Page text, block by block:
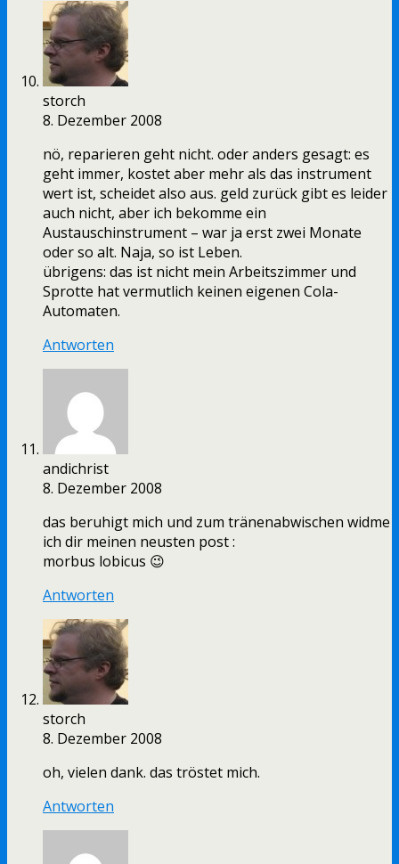
storch
8. Dezember 2008
nö, reparieren geht nicht. oder anders gesagt: es
geht immer, kostet aber mehr als das instrument
wert ist, scheidet also aus. geld zurück gibt es leider
auch nicht, aber ich bekomme ein
Austauschinstrument – war ja erst zwei Monate
oder so alt. Naja, so ist Leben.
übrigens: das ist nicht mein Arbeitszimmer und
Sprotte hat vermutlich keinen eigenen Cola-
Automaten.
Antworten
andichrist
8. Dezember 2008
das beruhigt mich und zum tränenabwischen widme
ich dir meinen neusten post :
morbus lobicus 😉
Antworten
storch
8. Dezember 2008
oh, vielen dank. das tröstet mich.
Antworten